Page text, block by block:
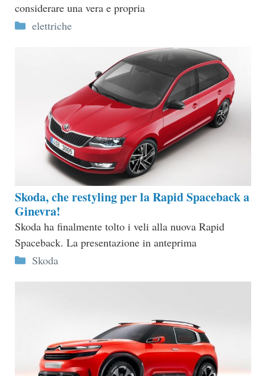
considerare una vera e propria
Categorie
elettriche
Skoda, che restyling per la Rapid Spaceback a
Ginevra!
Skoda ha finalmente tolto i veli alla nuova Rapid
Spaceback. La presentazione in anteprima
Categorie
Skoda